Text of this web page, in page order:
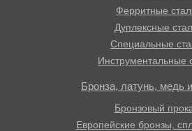
Ферритные
Дуплексные
Специальные
Инструментальные
Бронза, латунь, медь
Бронзовый
Европейские бронзы,